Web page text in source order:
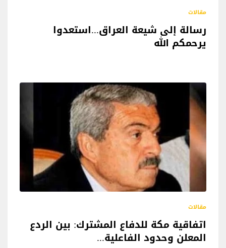
مقالات
رسالة إلى شيعة العراق...استعدوا
يرحمكم الله
مقالات
اتفاقية مكة للدفاع المشترك: بين الردع
المعلن وحدود الفاعلية...